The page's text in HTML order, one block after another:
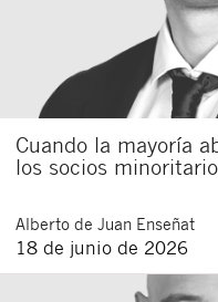
Cuando la mayoría
los socios
Alberto de Juan Enseñat
18 de junio de 2026